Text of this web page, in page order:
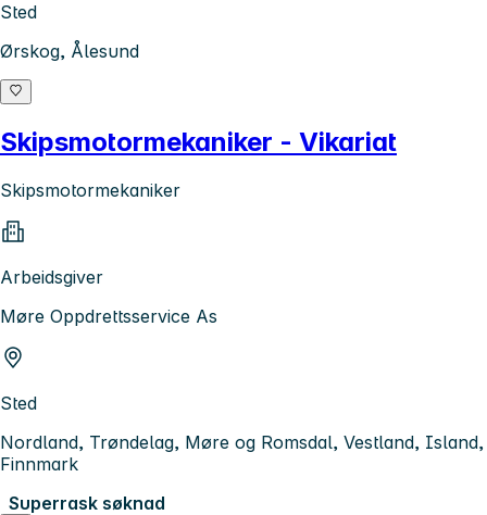
Sted
Ørskog, Ålesund
Skipsmotormekaniker - Vikariat
Skipsmotormekaniker
Arbeidsgiver
Møre Oppdrettsservice As
Sted
Nordland, Trøndelag, Møre og Romsdal, Vestland, Island,
Finnmark
Superrask søknad